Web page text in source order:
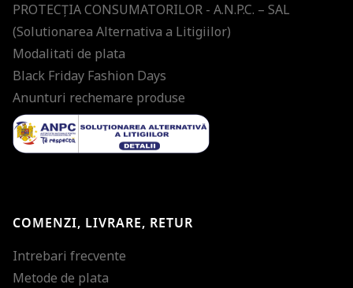
PROTECŢIA CONSUMATORILOR - A.N.P.C. – SAL
(Solutionarea Alternativa a Litigiilor)
Modalitati de plata
Black Friday Fashion Days
Anunturi rechemare produse
COMENZI, LIVRARE, RETUR
Intrebari frecvente
Metode de plata